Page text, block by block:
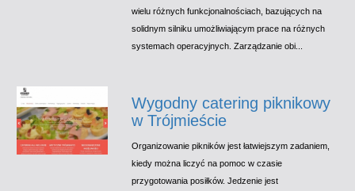
wielu różnych funkcjonalnościach, bazujących na
solidnym silniku umożliwiającym prace na różnych
systemach operacyjnych. Zarządzanie obi...
Wygodny catering piknikowy
w Trójmieście
Organizowanie pikników jest łatwiejszym zadaniem,
kiedy można liczyć na pomoc w czasie
przygotowania posiłków. Jedzenie jest